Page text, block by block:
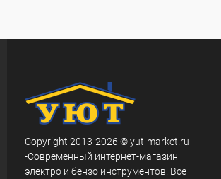
Copyright 2013-2026 © yut-market.ru
-Современный интернет-магазин
электро и бензо инструментов. Все